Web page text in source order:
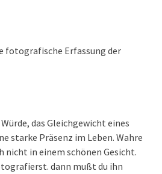
fotografische Erfassung der
das Gleichgewicht eines
starke Präsenz im Leben. Wahre
in einem schönen Gesicht.
dann mußt du ihn